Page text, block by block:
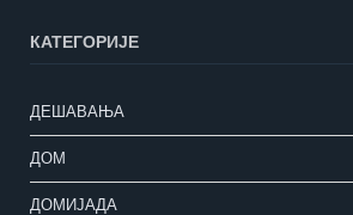
КАТЕГОРИЈЕ
ДЕШАВАЊА
ДОМ
ДОМИЈАДА